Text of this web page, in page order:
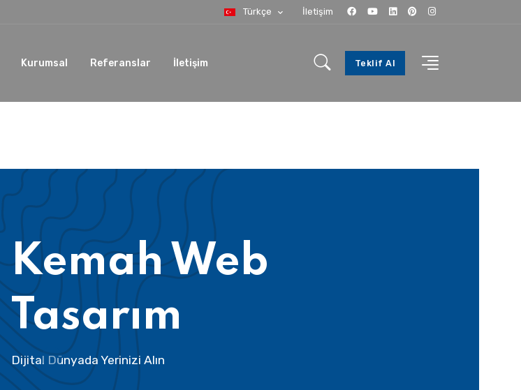
Türkçe İletişim
Kurumsal Referanslar İletişim Teklif Al
Kemah Web
Tasarım
Dijital Dünyada Yerinizi Alın